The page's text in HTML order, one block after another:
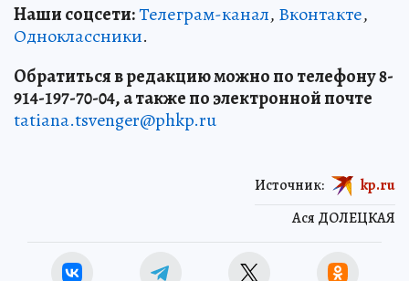
Наши соцсети:Телеграм-канал, Вконтакте,
Одноклассники.
Обратиться в редакцию можно по телефону 8-
914-197-70-04, а также по электронной почте
tatiana.tsvenger@phkp.ru
Ася ДОЛЕЦКАЯ
Источник: kp.ru